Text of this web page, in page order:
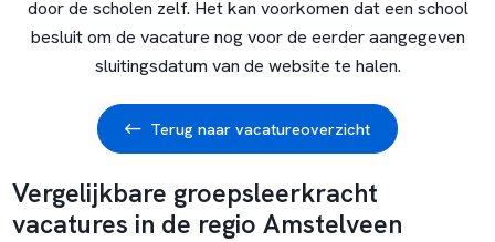
door de scholen zelf. Het kan voorkomen dat een school
besluit om de vacature nog voor de eerder aangegeven
sluitingsdatum van de website te halen.
Terug naar vacatureoverzicht
Vergelijkbare groepsleerkracht
vacatures in de regio Amstelveen